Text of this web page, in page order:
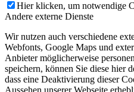
Hier klicken, um notwendige
Andere externe Dienste
Wir nutzen auch verschiedene
Webfonts, Google Maps und
Anbieter möglicherweise
speichern, können Sie diese hier
dass eine Deaktivierung dieser